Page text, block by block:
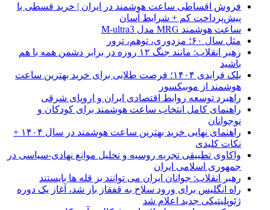
فروش اقساطی ساعت هوشمند در ایران | خرید قسطی با
پیش‌پرداخت کم + شرایط آسان
ساعت هوشمند MRG مدل M-ultra3
مثل سال ۶۰؛ مزدوری، توهم، ترور
رهبر انقلاب: مانند جنگ ۱۲ روزه در برابر دشمن همه با هم
باشید
بلک فرایدی ۱۴۰۴؛ فرصت طلایی برای خرید بهترین ساعت
هوشمند از موبیکسور
راهبرد توسعه روابط اقتصادی ایران و اروپای شرقی
راهنمای کامل انتخاب ساعت هوشمند برای کودکان و
نوجوانان
راهنمای نهایی خرید بهترین ساعت هوشمند در سال ۱۴۰۴ +
نکات کلیدی
واکاوی تطبیقی تجربه روسیه و تحلیل موانع نهادی-سیاسی در
جمهوری اسلامی ایران
رهبر انقلاب: جوانان ایران می توانند بر قله ها بایستند
راه انگلیس برای ورود سلاح به قفقاز باز شد، آغاز یک دوره
ژئوپلیتیکی جدید اعلام شد